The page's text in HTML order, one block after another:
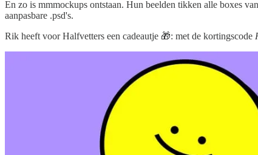
En zo is mmmockups ontstaan. Hun beelden tikken alle boxes
aanpasbare .psd's.
Rik heeft voor Halfvetters een cadeautje 🎁: met de kortingscode